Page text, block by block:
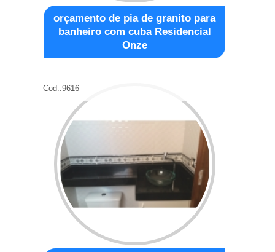
orçamento de pia de granito para
banheiro com cuba Residencial
Onze
Cod.:9616